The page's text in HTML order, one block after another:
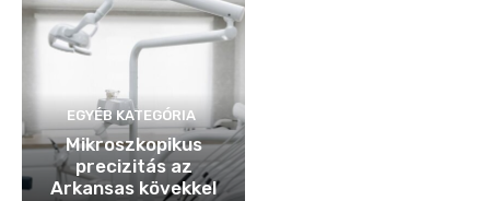
EGYÉB KATEGÓRIA
Mikroszkopikus
precizitás az
Arkansas kövekkel